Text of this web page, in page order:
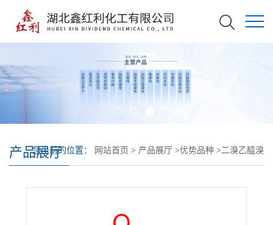
产品展厅
您当前的位置： 网站首页 > 产品展厅 >优势品种 >二溴乙醯溴